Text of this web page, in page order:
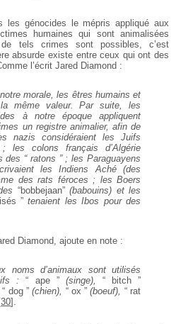
les génocides le mépris appliqué aux
humaines qui sont animalisées
tels crimes sont possibles, c’est
absurde existe entre ceux qui ont des
l’écrit Jared Diamond :
morale, les êtres humains et
même valeur. Par suite, les
à notre époque appliquent
un registreanimalier, afin de
nazis considéraient les Juifs
les colons français d’Algérie
des “ ratons ” ; les Paraguayens
les Indiens Aché (des
des rats féroces ; les Boers
“bobbejaan”(babouins) et les
”tenaient les Ibos pour des
Diamond, ajoute en note :
noms d’animaux sont utilisés
: “ ape ” (singe),
“ bitch ”
“ dog ”(chien), “ ox ”(boeuf), “ rat
[30]